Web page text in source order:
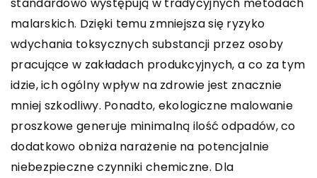
malarskich. Dzięki temu zmniejsza się ryzyko
wdychania toksycznych substancji przez osoby
pracujące w zakładach produkcyjnych, a co za tym
idzie, ich ogólny wpływ na zdrowie jest znacznie
mniej szkodliwy. Ponadto, ekologiczne malowanie
proszkowe generuje minimalną ilość odpadów, co
dodatkowo obniża narażenie na potencjalnie
niebezpieczne czynniki chemiczne. Dla